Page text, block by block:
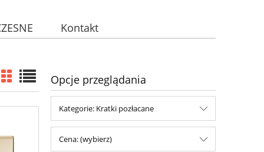
Kontakt
Opcje przeglądania
Kategorie: Kratki pozłacane
Cena: (wybierz)